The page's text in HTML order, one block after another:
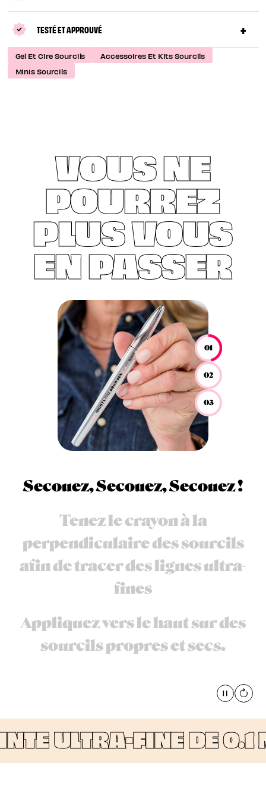
TESTÉ ET APPROUVÉ
Gel Et Cire Sourcils
Accessoires Et Kits Sourcils
Minis Sourcils
Secouez, Secouez, Secouez !
Tenez le crayon à la
perpendiculaire des sourcils
afin de tracer des lignes ultra-
fines
Appliquez vers le haut sur des
sourcils propres et secs.
VOUS NE
POURREZ
PLUS VOUS
EN PASSER
01
02
03
Pause
ULTRA-FINE DE 0.1